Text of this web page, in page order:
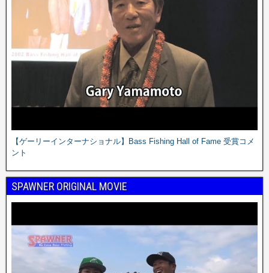
【ゲーリーインターナショナル】Bass Fishing Hall of Fame 受賞コメ
ント
SPAWNER ORIGINAL MOVIE